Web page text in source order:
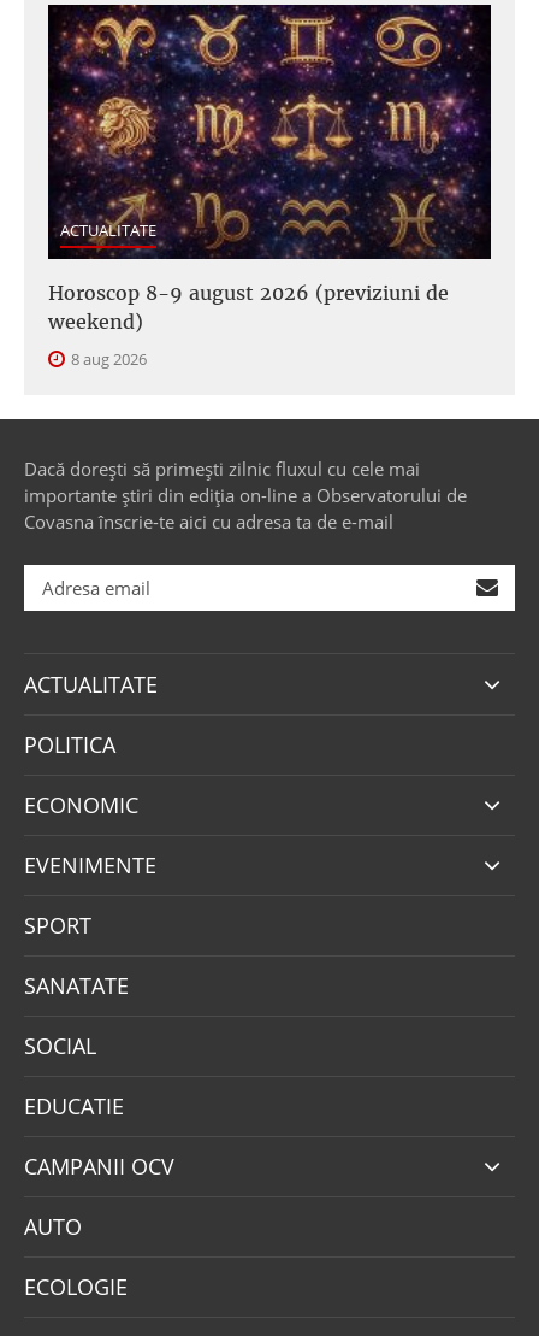
ACTUALITATE
Horoscop 8-9 august 2026 (previziuni de
weekend)
8 aug 2026
Dacă dorești să primești zilnic fluxul cu cele mai
importante știri din ediția on-line a Observatorului de
Covasna înscrie-te aici cu adresa ta de e-mail
ACTUALITATE
POLITICA
ECONOMIC
EVENIMENTE
SPORT
SANATATE
SOCIAL
EDUCATIE
CAMPANII OCV
AUTO
ECOLOGIE